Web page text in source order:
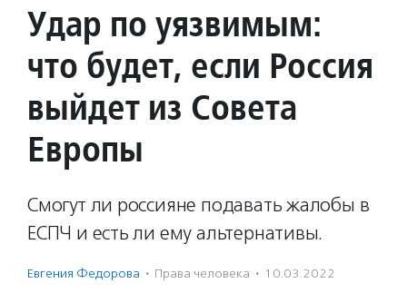
Удар по уязвимым:
что будет, если Россия
выйдет из Совета
Европы
Смогут ли россияне подавать жалобы в
ЕСПЧ и есть ли ему альтернативы.
Евгения Федорова · Права человека · 10.03.2022